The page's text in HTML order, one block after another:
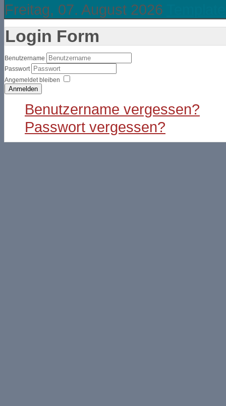
Freitag, 07. August 2026
Login Form
Benutzername
Passwort
Angemeldet bleiben
Anmelden
Benutzername vergessen?
Passwort vergessen?